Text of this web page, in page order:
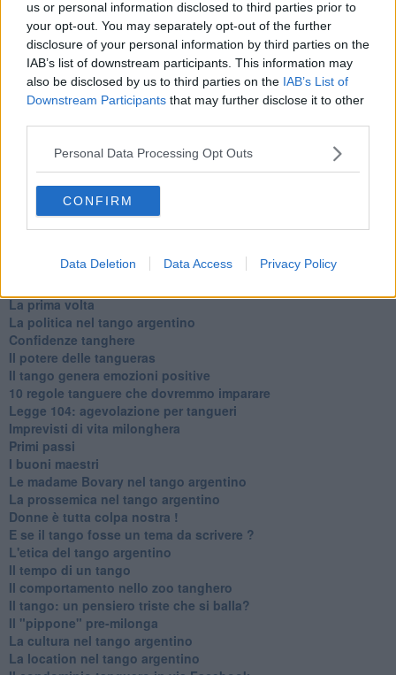
us or personal information disclosed to third parties prior to
your opt-out. You may separately opt-out of the further
disclosure of your personal information by third parties on the
IAB’s list of downstream participants. This information may
also be disclosed by us to third parties on the IAB’s List of
Downstream Participants that may further disclose it to other
Personal Data Processing Opt Outs
CONFIRM
Data Deletion Data Access Privacy Policy
Newsletter QUInews - ToscanaMedia. Arriva gratis tutti i giorni
alle 20:00 direttamente nella tua casella di posta.
Basta cliccare QUI
Ti potrebbe interessare anche:
Diario di una tanghera
Il tanguero che entra in pista
Personalità tanguera
Il kamasutango
Dove andiamo stasera?
Il tanghero odioso
La prima volta
La politica nel tango argentino
Confidenze tanghere
Il potere delle tangueras
Il tango genera emozioni positive
10 regole tanguere che dovremmo imparare
Legge 104: agevolazione per tangueri
Imprevisti di vita milonghera
Primi passi
I buoni maestri
Le madame Bovary nel tango argentino
La prossemica nel tango argentino
Donne è tutta colpa nostra !
E se il tango fosse un tema da scrivere ?
L'etica del tango argentino
Il tempo di un tango
Il comportamento nello zoo tanghero
Il tango: un pensiero triste che si balla?
Il "pippone" pre-milonga
La cultura nel tango argentino
La location nel tango argentino